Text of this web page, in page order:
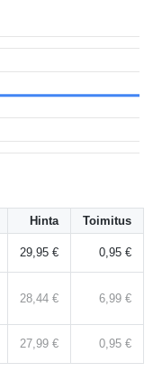
Hinta Toimitus
29,95 € 0,95 €
28,44 € 6,99 €
27,99 € 0,95 €